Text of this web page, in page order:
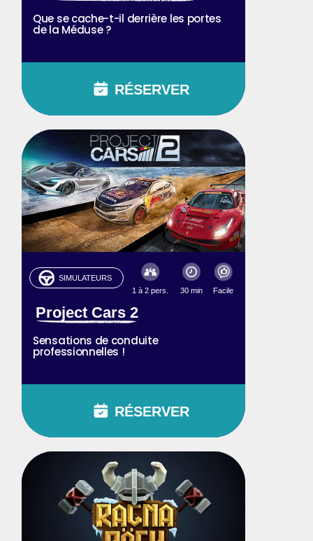
Que se cache-t-il derrière les portes
de la Méduse ?
RÉSERVER
SIMULATEURS
1 à 2 pers.
30 min Facile
Project Cars 2
Sensations de conduite
professionnelles !
RÉSERVER